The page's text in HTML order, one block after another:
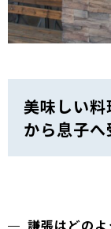
美味しい
から息子
謙張はどの